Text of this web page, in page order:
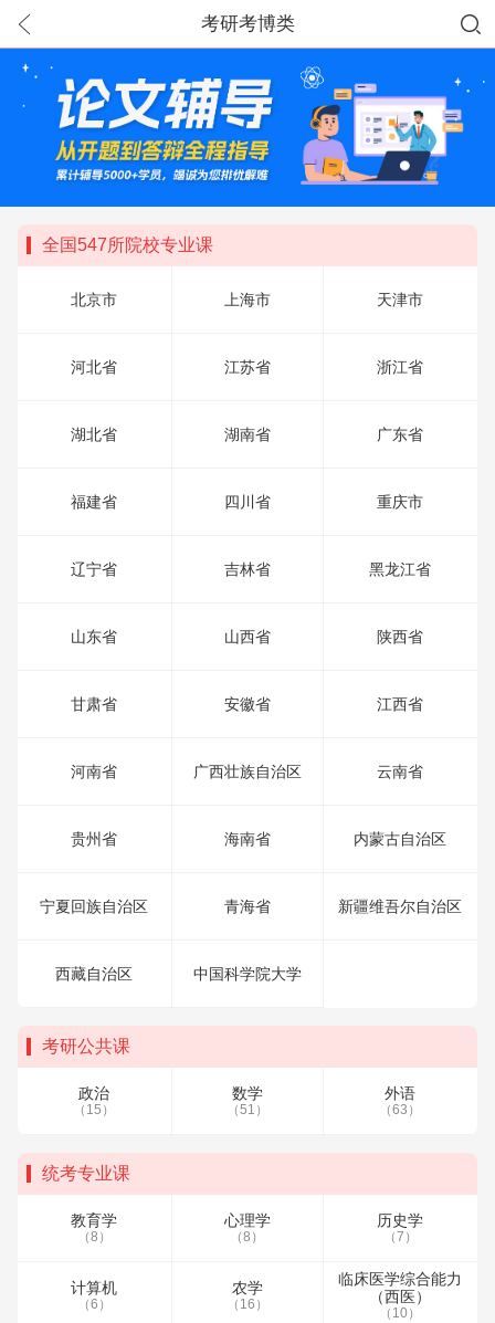
考研考博类
全国547所院校专业课
北京市 上海市 天津市
河北省 江苏省 浙江省
湖北省 湖南省 广东省
福建省 四川省 重庆市
辽宁省 吉林省 黑龙江省
山东省 山西省 陕西省
甘肃省 安徽省 江西省
河南省 广西壮族自治区 云南省
贵州省 海南省 内蒙古自治区
宁夏回族自治区 青海省 新疆维吾尔自治区
西藏自治区 中国科学院大学
考研公共课
政治
（15）
数学
（51）
外语
（63）
统考专业课
教育学
（8）
心理学
（8）
历史学
（7）
计算机
（6）
农学
（16）
临床医学综合能力
（西医）
（10）